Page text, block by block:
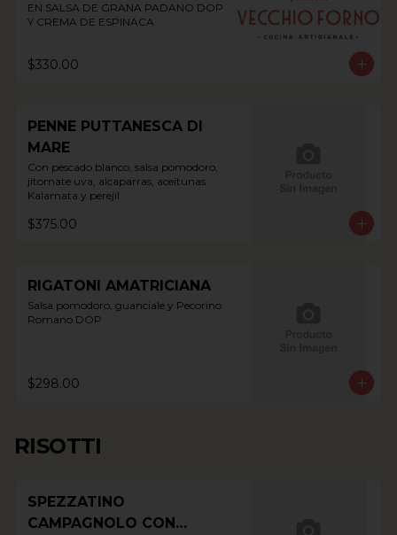
EN SALSA DE GRANA PADANO DOP
Y CREMA DE ESPINACA
$330.00
PENNE PUTTANESCA DI
MARE
Con pescado blanco, salsa pomodoro,
jitomate uva, alcaparras, aceitunas
Kalamata y perejil
$375.00
RIGATONI AMATRICIANA
Salsa pomodoro, guanciale y Pecorino
Romano DOP
$298.00
RISOTTI
SPEZZATINO
CAMPAGNOLO CON